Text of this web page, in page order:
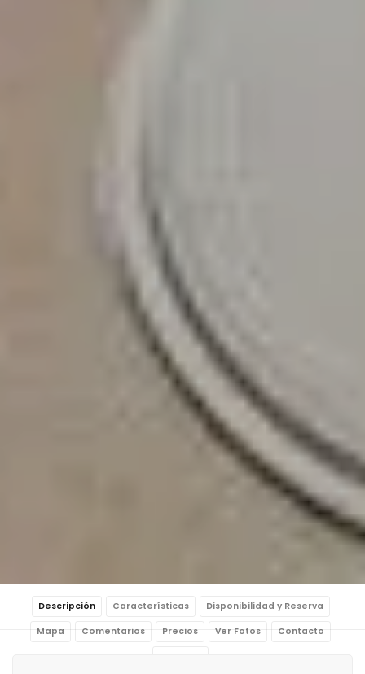
Descripción Características Disponibilidad y Reserva
Mapa Comentarios Precios Ver Fotos Contacto
Reservar